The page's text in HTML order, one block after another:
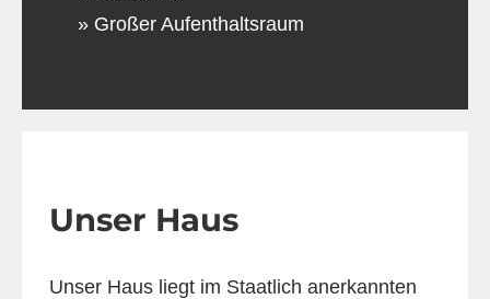
Großer Aufenthaltsraum
Unser Haus
Unser Haus liegt im Staatlich anerkannten